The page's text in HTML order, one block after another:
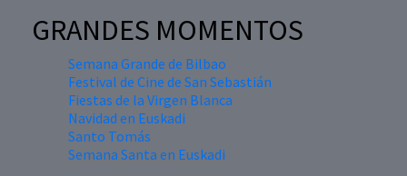
GRANDES MOMENTOS
Semana Grande de Bilbao
Festival de Cine de San Sebastián
Fiestas de la Virgen Blanca
Navidad en Euskadi
Santo Tomás
Semana Santa en Euskadi